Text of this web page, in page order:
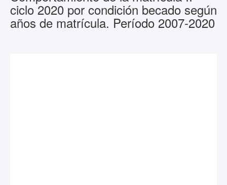
ciclo 2020 por condición becado según
años de matrícula. Período 2007-2020